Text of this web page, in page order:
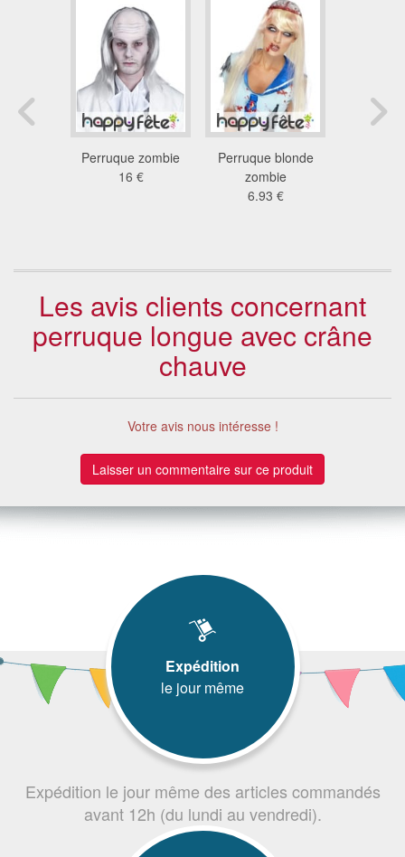
Perruque zombie
16 €
Perruque blonde
zombie
6.93 €
Les avis clients concernant
perruque longue avec crâne
chauve
Votre avis nous intéresse !
Laisser un commentaire sur ce produit
Expédition
le jour même
Expédition le jour même des articles commandés
avant 12h (du lundi au vendredi).